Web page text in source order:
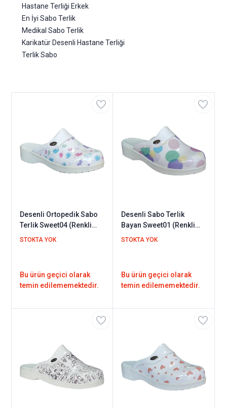
Hastane Terliği Erkek
En İyi Sabo Terlik
Medikal Sabo Terlik
Karikatür Desenli Hastane Terliği
Terlik Sabo
Desenli Ortopedik Sabo
Terlik Sweet04 (Renkli
Kelebekler)
STOKTA YOK
Bu ürün geçici olarak
temin edilememektedir.
Desenli Sabo Terlik
Bayan Sweet01 (Renkli
Yuvarlak)
STOKTA YOK
Bu ürün geçici olarak
temin edilememektedir.